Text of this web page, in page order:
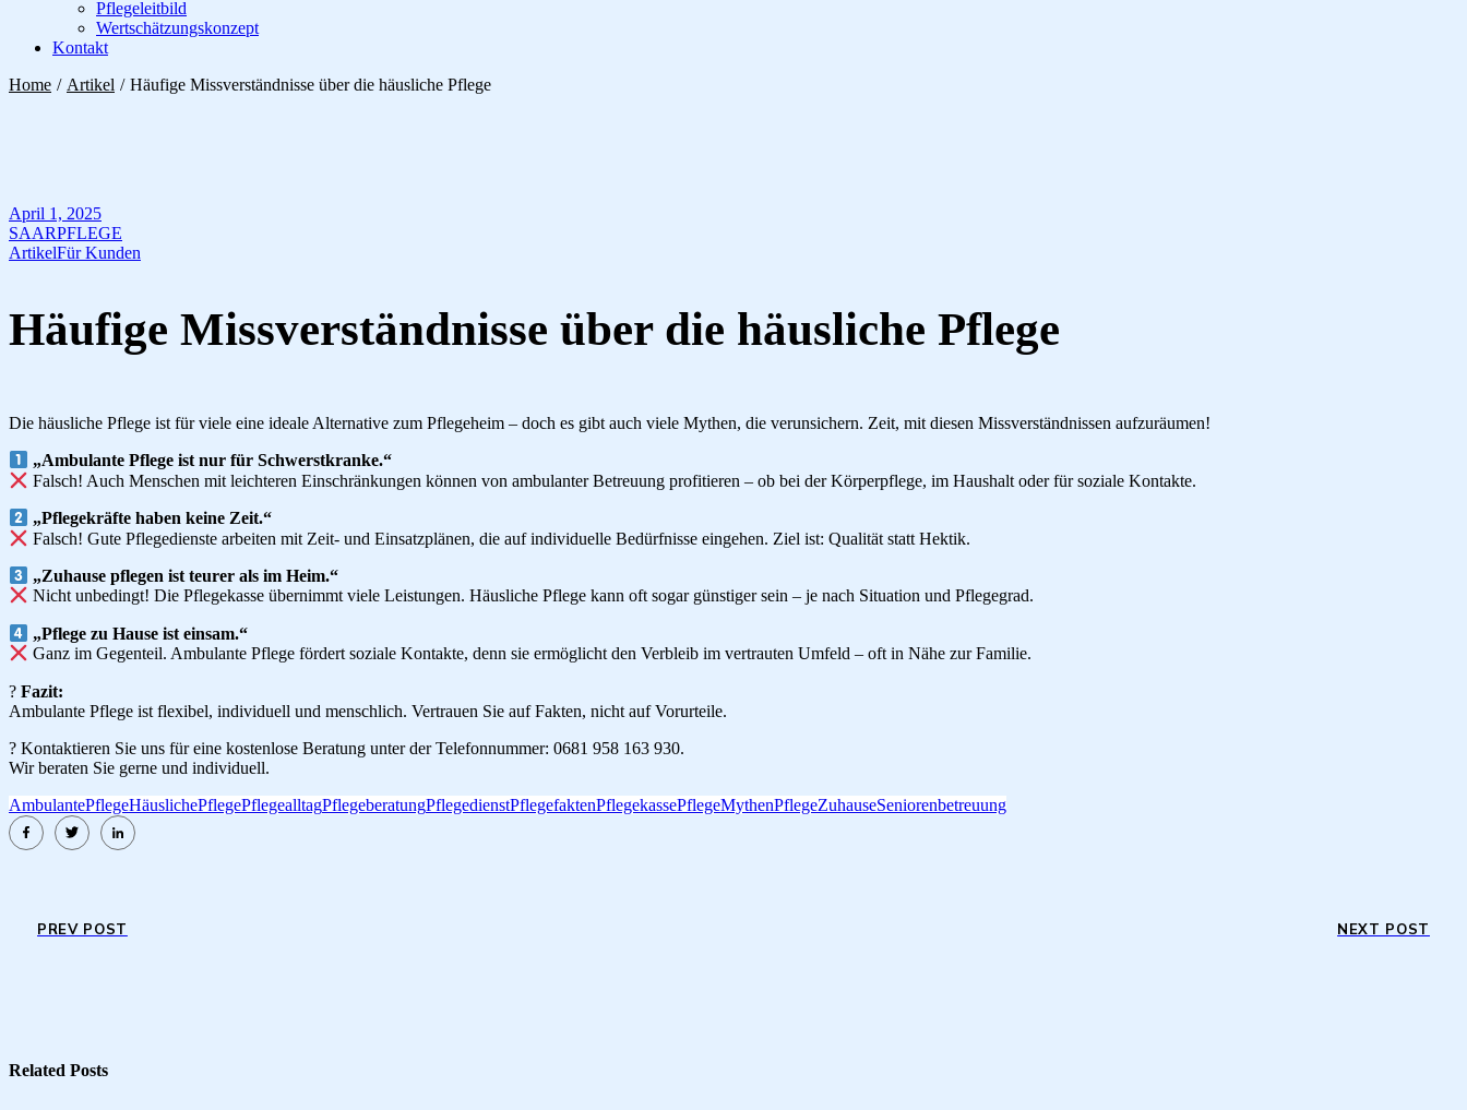
Pflegeleitbild
Wertschätzungskonzept
Kontakt
Home
Artikel Häufige Missverständnisse über die häusliche Pflege
April 1, 2025
SAARPFLEGE
ArtikelFür Kunden
Häufige Missverständnisse über die häusliche Pflege
Die häusliche Pflege ist für viele eine ideale Alternative zum Pflegeheim – doch es gibt auch viele Mythen, die verunsichern. Zeit, mit diesen Missverständnissen aufzuräumen!
„Ambulante Pflege ist nur für Schwerstkranke.“
Falsch! Auch Menschen mit leichteren Einschränkungen können von ambulanter Betreuung profitieren – ob bei der Körperpflege, im Haushalt oder für soziale Kontakte.
„Pflegekräfte haben keine Zeit.“
Falsch! Gute Pflegedienste arbeiten mit Zeit- und Einsatzplänen, die auf individuelle Bedürfnisse eingehen. Ziel ist: Qualität statt Hektik.
„Zuhause pflegen ist teurer als im Heim.“
Nicht unbedingt! Die Pflegekasse übernimmt viele Leistungen. Häusliche Pflege kann oft sogar günstiger sein – je nach Situation und Pflegegrad.
„Pflege zu Hause ist einsam.“
Ganz im Gegenteil. Ambulante Pflege fördert soziale Kontakte, denn sie ermöglicht den Verbleib im vertrauten Umfeld – oft in Nähe zur Familie.
? Fazit:
Ambulante Pflege ist flexibel, individuell und menschlich. Vertrauen Sie auf Fakten, nicht auf Vorurteile.
? Kontaktieren Sie uns für eine kostenlose Beratung unter der Telefonnummer: 0681 958 163 930.
Wir beraten Sie gerne und individuell.
AmbulantePflegeHäuslichePflegePflegealltagPflegeberatungPflegedienstPflegefaktenPflegekassePflegeMythenPflegeZuhauseSeniorenbetreuung
PREV POST NEXT POST
Related Posts